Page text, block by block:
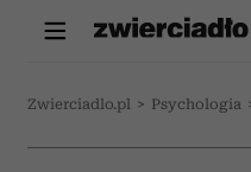
Zwierciadlo.pl > Psychologia